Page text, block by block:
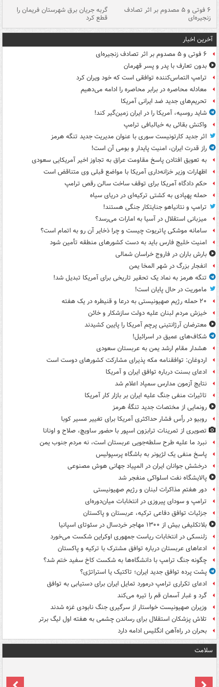
۶ فوتی و ۵ مصدوم بر اثر تصادف
زنجیره‌ای
گربه جریان برق شهرستان فریمان را
قطع کرد
آخرین اخبار
۶ فوتی و ۵ مصدوم بر اثر تصادف زنجیره‌ای
بدون تعارف با پدر و پسر قهرمان
ترامپ التماس‌کننده توافقی است که خود ویران کرد
معادله محاصره در برابر محاصره را ادامه می‌دهیم
تحریم‌های جدید ضد ایرانی آمریکا
شاید روسیه، آمریکا را در ایران زمین‌گیر کند!
واکنش بقائی به خیالبافی ترامپ
اثر جدید کارتونیست سوری با عنوان مدیریت جدید تنگه هرمز
راز قدرت ایران، امنیت پایدار و بومی آن است!
به تعویق افتادن پاسخ مقاومت عراق به تجاوز اخیر آمریکایی سعودی
اظهارات وزیر خزانه‌داری آمریکا با مواضع قبلی وی متناقض است
حکم دادگاه آمریکا برای توقف ساخت سالن رقص ترامپ
حمله پهپادی به کشتی ترکیه‌ای در دریای سیاه
ترامپ و نتانیاهو جنایتکار جنگی هستند!
میزبانی استقلال در آسیا به امارات می‌رسد؟
سامانه موشکی پاتریوت چیست و چرا ذخایر آن رو به اتمام است؟
امنیت خلیج فارس باید به دست کشورهای منطقه تأمین شود
بارش باران در فاروج خراسان شمالی
انفجار بزرگ در شهر المخا یمن
تنگه هرمز به نماد یک تحقیر تاریخی برای آمریکا تبدیل شد!
ماموریت در حال پایان است!
۲۰ حمله رژیم صهیونیستی به درعا و قنیطره در یک هفته
خیزش مردم لبنان علیه دولت سازشکار و خائن
معترضان آرژانتینی پرچم آمریکا را پایین کشیدند
شکاف‌های عمیق در اسرائیل!
هشدار مقام ارشد یمن به عربستان سعودی
اردوغان: توافقنامه مکه پذیرای مشارکت کشورهای دوست است
ادعای بسنت درباره توافق ایران و آمریکا
نتایج آزمون مدارس سمپاد اعلام شد
تاثیرات منفی جنگ علیه ایران بر بازار کار آمریکا
رونمایی از مختصات جدید تنگۀ هرمز
روبیو در رأس فشار حداکثری آمریکا برای تغییر مسیر کوبا
تصویری از تمرینات ترابزون اسپور با حضور ساویچ، صلاح و اونانا
نبرد ما علیه طرح سلطه‌جویی عربستان است، نه مردم جنوب یمن
پاسخ منفی یک لژیونر به باشگاه پرسپولیس
درخشش جوانان ایران در المپیاد جهانی هوش مصنوعی
پالایشگاه نفت اسلواکی منفجر شد
دور هفتم مذاکرات لبنان و رژیم صهیونیستی
ترامپ و سودای پیروزی در انتخابات میان‌دوره‌ای
جزئیات توافق دفاعی ترکیه، عربستان و پاکستان
بلاتکلیفی بیش از ۱۳۰۰ مهاجر خردسال در سئوتای اسپانیا
زلنسکی در انتخابات ریاست جمهوری اوکراین شکست می‌خورد
ادعاهای عربستان درباره توافق مشترک با ترکیه و پاکستان
چگونه جنگ ترامپ با دانشگاه‌ها به شکست کاخ سفید ختم شد؟
پشت پرده توافق جدید ایران؛ تاکتیک یا استراتژی؟
ادعای تکراری ترامپ درمورد تمایل ایران برای دستیابی به توافق
گرد و غبار آسمان قم را تیره می‌کند
وزیران صهیونیست خواستار از سرگیری جنگ نابودی غزه شدند
تلاش پزشکان استقلال برای رساندن چشمی به هفته اول لیگ برتر
بحران در راه‌آهن انگلیس ادامه دارد
سلامت